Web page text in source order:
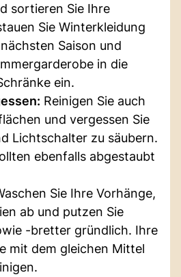
sortieren Sie Ihre
Sie Winterkleidung
Saison und
in die
ein.
Reinigen Sie auch
und vergessen Sie
Lichtschalter zu säubern.
ebenfalls abgestaubt
Sie Ihre Vorhänge,
ab und putzen Sie
-bretter gründlich. Ihre
mit dem gleichen Mittel